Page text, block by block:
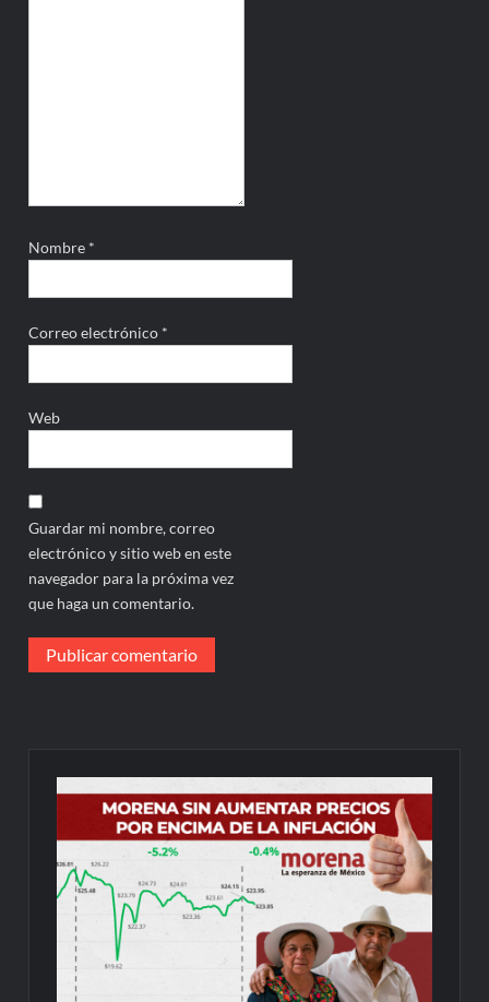
Nombre *
Correo electrónico *
Web
Guardar mi nombre, correo
electrónico y sitio web en este
navegador para la próxima vez
que haga un comentario.